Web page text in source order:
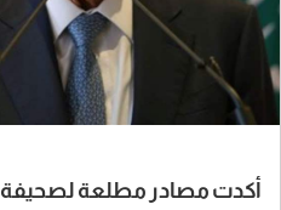
أكدت مصادر مطلعة لصحيفة